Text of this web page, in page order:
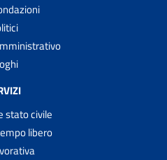
stato civile
libero